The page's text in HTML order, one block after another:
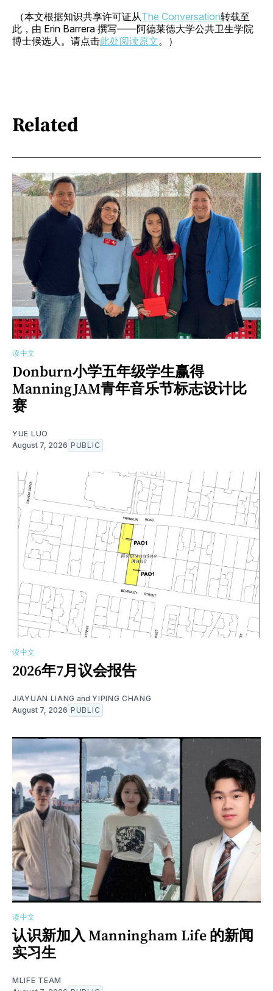
（本文根据知识共享许可证从The Conversation转载至
此，由 Erin Barrera 撰写——阿德莱德大学公共卫生学院
博士候选人。请点击此处阅读原文。）
Related
读中文
Donburn小学五年级学生赢得
ManningJAM青年音乐节标志设计比
赛
YUE LUO
August 7, 2026 PUBLIC
读中文
2026年7月议会报告
JIAYUAN LIANG andYIPING CHANG
August 7, 2026 PUBLIC
读中文
认识新加入 Manningham Life 的新闻
实习生
MLIFE TEAM